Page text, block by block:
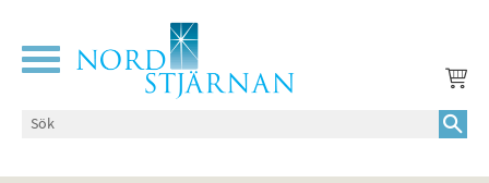
Meny